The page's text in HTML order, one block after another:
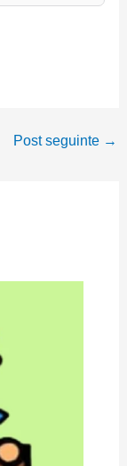
Post seguinte →